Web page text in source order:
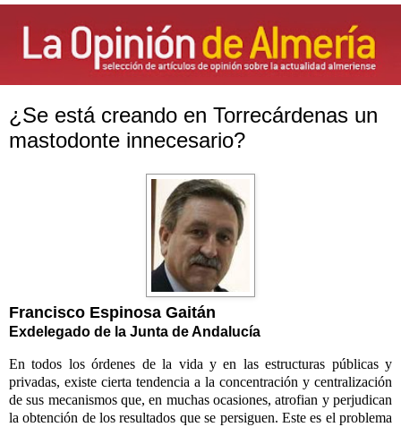
¿Se está creando en Torrecárdenas un
mastodonte innecesario?
Francisco Espinosa Gaitán
Exdelegado de la Junta de Andalucía
En todos los órdenes de la vida y en las estructuras públicas y
privadas, existe cierta tendencia a la concentración y centralización
de sus mecanismos que, en muchas ocasiones, atrofian y perjudican
la obtención de los resultados que se persiguen. Este es el problema